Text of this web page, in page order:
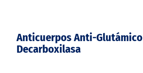
Anticuerpos Anti-Glutámico
Decarboxilasa